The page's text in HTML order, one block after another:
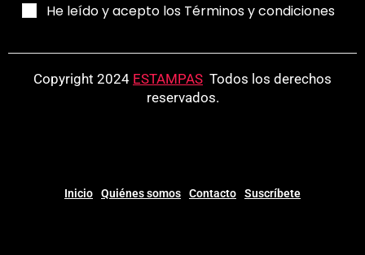
He leído y acepto los Términos y condiciones
Copyright 2024 ESTAMPAS Todos los derechos
reservados.
Inicio Quiénes somos Contacto Suscríbete